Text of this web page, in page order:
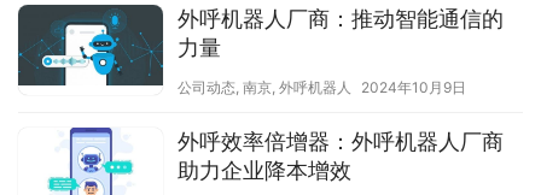
外呼机器人厂商：推动智能通信的
力量
公司动态, 南京, 外呼机器人 2024年10月9日
外呼效率倍增器：外呼机器人厂商
助力企业降本增效